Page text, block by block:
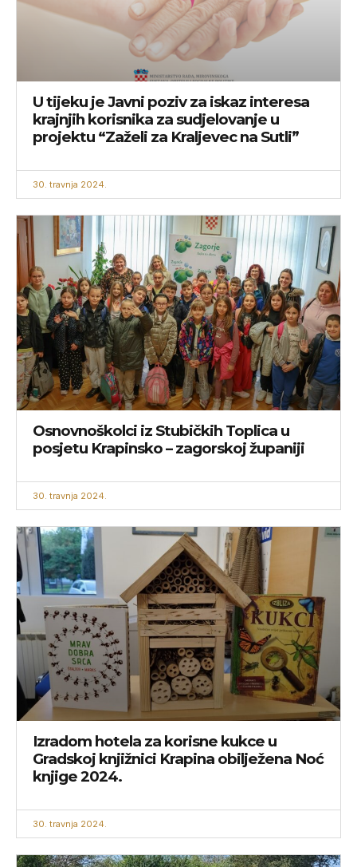
U tijeku je Javni poziv za iskaz interesa
krajnjih korisnika za sudjelovanje u
projektu “Zaželi za Kraljevec na Sutli”
30. travnja 2024.
Osnovnoškolci iz Stubičkih Toplica u
posjetu Krapinsko – zagorskoj županiji
30. travnja 2024.
Izradom hotela za korisne kukce u
Gradskoj knjižnici Krapina obilježena Noć
knjige 2024.
30. travnja 2024.